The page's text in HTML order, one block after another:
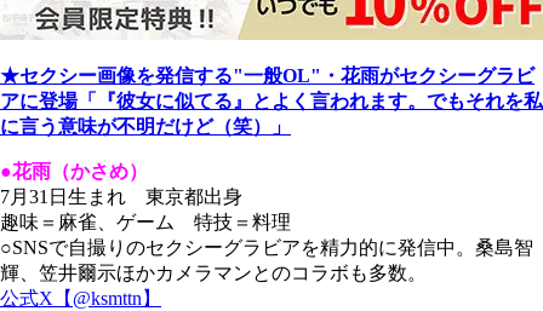
★セクシー画像を発信する"一般OL"・花雨がセクシーグラビ
アに登場「『彼女に似てる』とよく言われます。でもそれを私
に言う意味が不明だけど（笑）」
●花雨（かさめ）
7月31日生まれ 東京都出身
趣味＝麻雀、ゲーム 特技＝料理
○SNSで自撮りのセクシーグラビアを精力的に発信中。桑島智
輝、笠井爾示ほかカメラマンとのコラボも多数。
公式X【@ksmttn】